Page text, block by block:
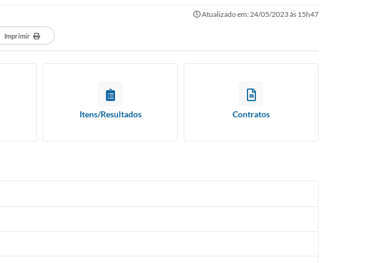
Atualizado em: 24/05/2023 às 15h47
Imprimir
Itens/Resultados Contratos